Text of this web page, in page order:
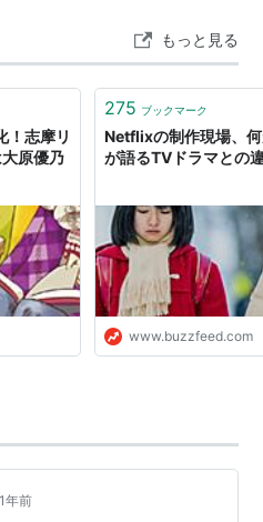
田芳光監督「それから」も
学生は漢和辞典を引くこ…
もっと見る
！志摩リ
原優乃
275 ブックマーク
Netflixの制作現場、
が語るTVドラマとの
www.buzzfeed.com
1年前